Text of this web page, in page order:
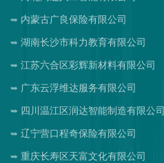
内蒙古广良保险有限公司
湖南长沙市科力教育有限公司
江苏六合区彩辉新材料有限公司
广东云浮维达服务有限公司
四川温江区润达智能制造有限公司
辽宁营口程奇保险有限公司
重庆长寿区天富文化有限公司